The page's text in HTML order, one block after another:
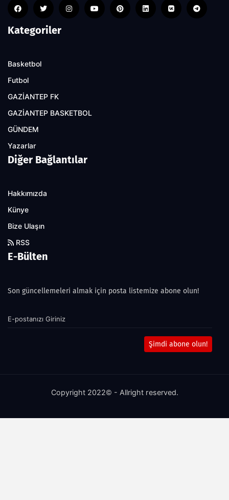
Kategoriler
Basketbol
Futbol
GAZİANTEP FK
GAZİANTEP BASKETBOL
GÜNDEM
Yazarlar
Diğer Bağlantılar
Hakkımızda
Künye
Bize Ulaşın
RSS
E-Bülten
Son güncellemeleri almak için posta listemize abone olun!
Şimdi abone olun!
Copyright 2022© - Allright reserved.